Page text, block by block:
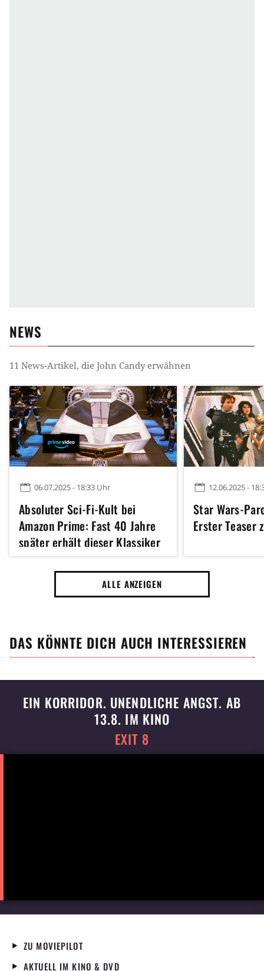
NEWS
11 News-Artikel, die John Candyerwähnen
06.07.2025 - 18:33 Uhr
Absoluter Sci-Fi-Kult bei
Amazon Prime: Fast 40 Jahre
später erhält dieser Klassiker
völlig unerwartet eine
Fortsetzung
12.06.2025 -
Star Wars-
Erster Teaser
ALLE ANZEIGEN
DAS KÖNNTE DICH AUCH INTERESSIEREN
EIN KORRIDOR. UNENDLICHE ANGST. AB
13.8. IM KINO
EXIT 8
ZU MOVIEPILOT
AKTUELL IM KINO & DVD